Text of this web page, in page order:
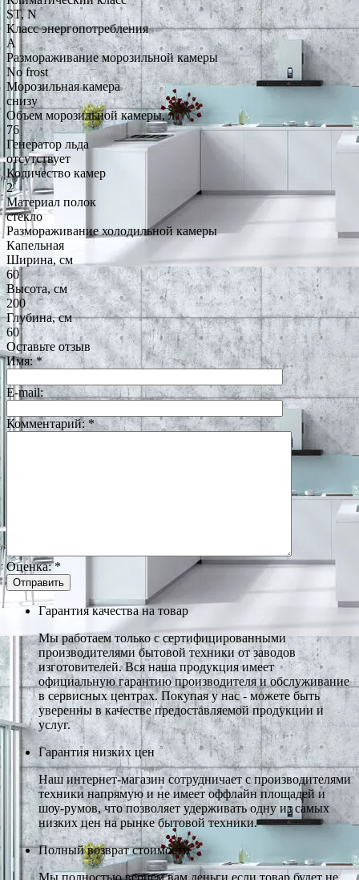
ST, N
Класс энергопотребления
A
Размораживание морозильной камеры
No frost
Морозильная камера
снизу
Объем морозильной камеры, л
76
Генератор льда
отсутствует
Количество камер
2
Материал полок
стекло
Размораживание холодильной камеры
Капельная
Ширина, см
60
Высота, см
200
Глубина, см
60
Оставьте отзыв
Имя:*
E-mail:
Комментарий:*
Оценка:*
Гарантия качества на товар
Мы работаем только с сертифицированными
производителями бытовой техники от заводов
изготовителей. Вся наша продукция имеет
официальную гарантию производителя и обслуживание
в сервисных центрах. Покупая у нас - можете быть
уверенны в качестве предоставляемой продукции и
услуг.
Гарантия низких цен
Наш интернет-магазин сотрудничает с производителями
техники напрямую и не имеет оффлайн площадей и
шоу-румов, что позволяет удерживать одну из самых
низких цен на рынке бытовой техники.
Полный возврат стоимости
Мы полностью вернем вам деньги если товар будет не